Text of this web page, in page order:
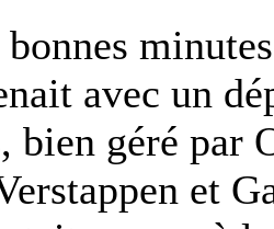
avec un
bien géré par
et